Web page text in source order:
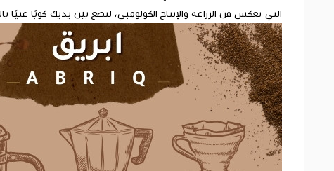
التي تعكس فن الزراعة والإنتاج الكولومبي، لتضع بين يديك كوبًا غنيًا